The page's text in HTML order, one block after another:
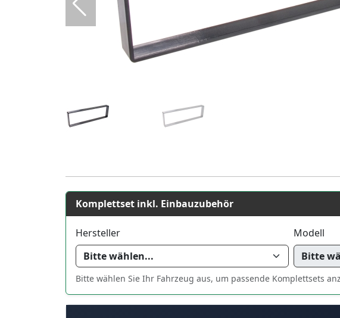
Komplettset inkl. Einbauzubehör
Hersteller Modell
Bitte wählen Sie Ihr Fahrzeug aus, um passende Komplettsets